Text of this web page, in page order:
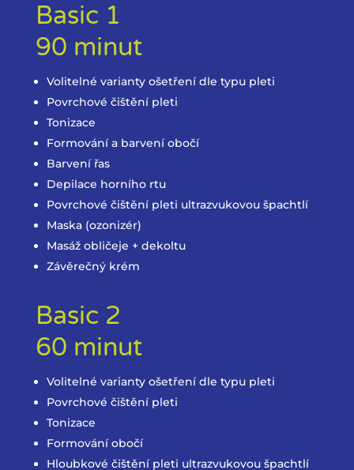
Basic 1
90 minut
Volitelné varianty ošetření dle typu pleti
Povrchové čištění pleti
Tonizace
Formování a barvení obočí
Barvení řas
Depilace horního rtu
Povrchové čištění pleti ultrazvukovou špachtlí
Maska (ozonizér)
Masáž obličeje + dekoltu
Závěrečný krém
Basic 2
60 minut
Volitelné varianty ošetření dle typu pleti
Povrchové čištění pleti
Tonizace
Formování obočí
Hloubkové čištění pleti ultrazvukovou špachtlí